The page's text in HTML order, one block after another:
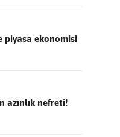
piyasa ekonomisi
azınlık nefreti!